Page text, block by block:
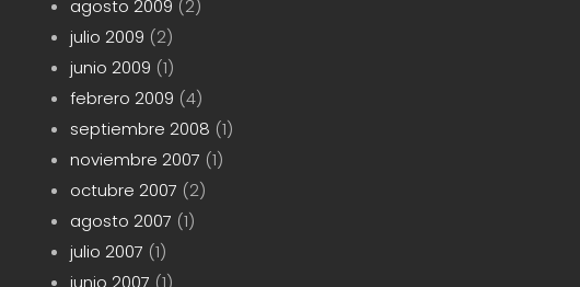
agosto 2009 (2)
julio 2009 (2)
junio 2009 (1)
febrero 2009 (4)
septiembre 2008 (1)
noviembre 2007 (1)
octubre 2007 (2)
agosto 2007 (1)
julio 2007 (1)
junio 2007 (1)